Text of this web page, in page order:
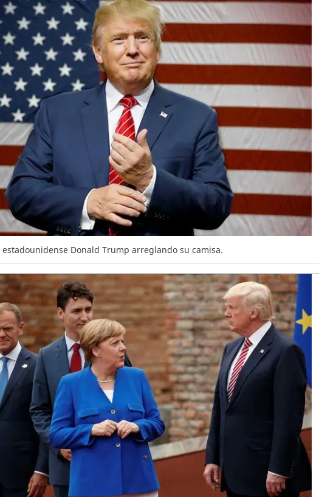
Donald Trump arreglando su camisa.